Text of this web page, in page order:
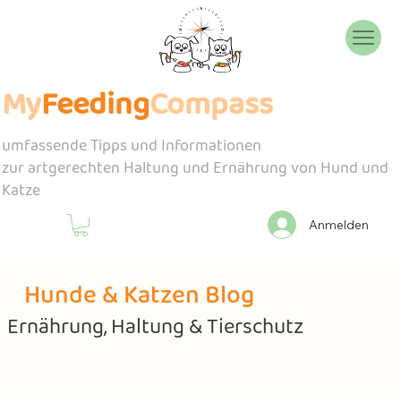
MyFeedingCompass
umfassende Tipps und Informationen
zur artgerechten Haltung und Ernährung von Hund und
Katze
Anmelden
Hunde & Katzen Blog
Ernährung, Haltung & Tierschutz